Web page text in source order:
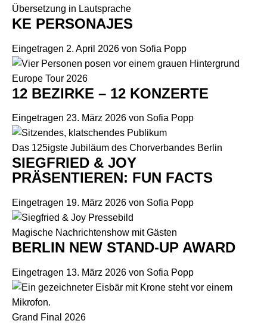
Übersetzung in Lautsprache
KE PERSONAJES
Eingetragen 2. April 2026 von Sofia Popp
Europe Tour 2026
12 BEZIRKE – 12 KONZERTE
Eingetragen 23. März 2026 von Sofia Popp
Das 125igste Jubiläum des Chorverbandes Berlin
SIEGFRIED & JOY
PRÄSENTIEREN: FUN FACTS
Eingetragen 19. März 2026 von Sofia Popp
Magische Nachrichtenshow mit Gästen
BERLIN NEW STAND-UP AWARD
Eingetragen 13. März 2026 von Sofia Popp
Grand Final 2026